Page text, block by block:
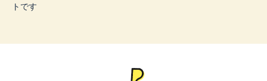
トです